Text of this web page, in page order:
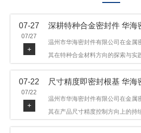
07-27
07/27
+
深耕特种合金密封件 华海
温州市华海密封件有限公司在金属
其在特种合金材料方向的探索与实
品，可提供多种材质方案，在石油
07-22
07/22
+
尺寸精度即密封根基 华海
温州市华海密封件有限公司在金属
其在产品尺寸精度控制方向上的持